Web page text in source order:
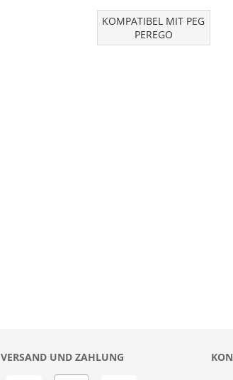
KOMPATIBEL MIT PEG
PEREGO
VERSAND UND ZAHLUNG